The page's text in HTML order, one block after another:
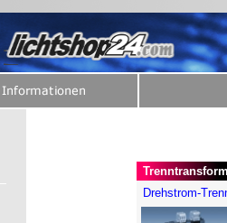
Drehstrom-